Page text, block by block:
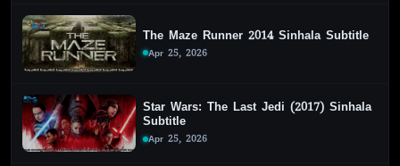
The Maze Runner 2014 Sinhala Subtitle
Apr 25, 2026
Star Wars: The Last Jedi (2017) Sinhala
Subtitle
Apr 25, 2026